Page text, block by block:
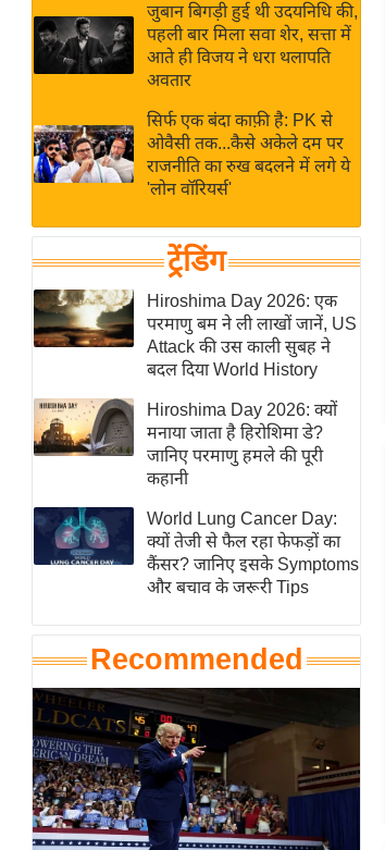
Hindi
Videos
IPL
2026
ई-पेपर
मिसाल बेमिसाल
शख्सियत
यंग इंडिया
साहित्य जगत
ऑटो वर्ल्ड
न्यूज ब्रीफ
मनोरंजन जगत
बॉलीवुड
हॉलीवुड
फिल्म समीक्षा
News
लाइफस्टाइल
टेक्नॉलॉजी
ब्यूटी/फैशन
घरेलू नुस्खे
पर्यटन स्थल
फिटनेस मंत्रा
रिलेशनशिप
राजनीति
विश्लेषण
जुबान बिगड़ी हुई थी उदयनिधि की,
पहली बार मिला सवा शेर, सत्ता में
आते ही विजय ने धरा थलापति
अवतार
सिर्फ एक बंदा काफ़ी है: PK से
ओवैसी तक...कैसे अकेले दम पर
राजनीति का रुख बदलने में लगे ये
'लोन वॉरियर्स'
ट्रेंडिंग
Hiroshima Day 2026: एक
परमाणु बम ने ली लाखों जानें, US
Attack की उस काली सुबह ने
बदल दिया World History
Hiroshima Day 2026: क्यों
मनाया जाता है हिरोशिमा डे?
जानिए परमाणु हमले की पूरी
कहानी
World Lung Cancer Day:
क्यों तेजी से फैल रहा फेफड़ों का
कैंसर? जानिए इसके Symptoms
और बचाव के जरूरी Tips
Recommended